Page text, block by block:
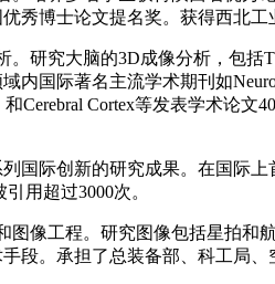
秀博士论文提名奖。获得西北工
究大脑的3D成像分析，包括
内国际著名主流学术期刊如
和Cerebral Cortex等发表学术
际创新的研究成果。在国际上
用超过3000次。
像工程。研究图像包括星拍和
段。承担了总装备部、科工局